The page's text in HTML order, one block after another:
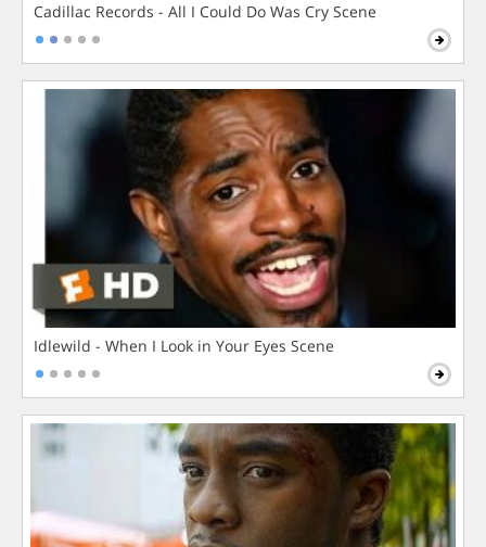
Cadillac Records - All I Could Do Was Cry Scene
Idlewild - When I Look in Your Eyes Scene